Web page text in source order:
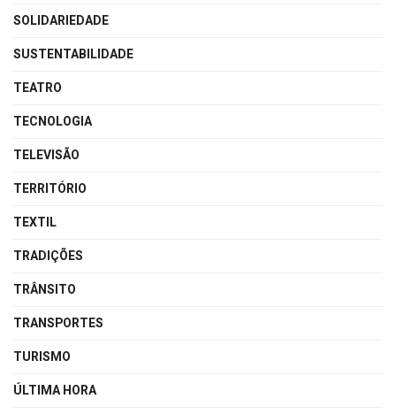
SOLIDARIEDADE
SUSTENTABILIDADE
TEATRO
TECNOLOGIA
TELEVISÃO
TERRITÓRIO
TEXTIL
TRADIÇÕES
TRÂNSITO
TRANSPORTES
TURISMO
ÚLTIMA HORA